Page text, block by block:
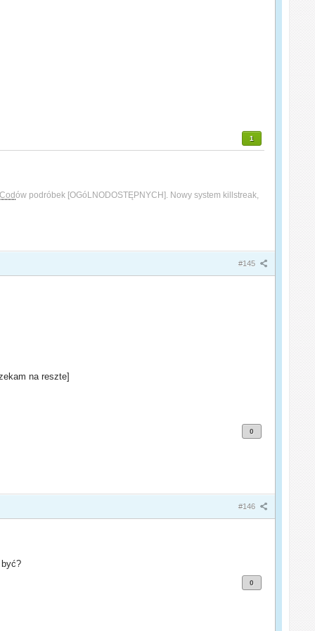
1
Codów podróbek [OGóLNODOSTĘPNYCH]. Nowy system killstreak,
#145
na reszte]
0
#146
0